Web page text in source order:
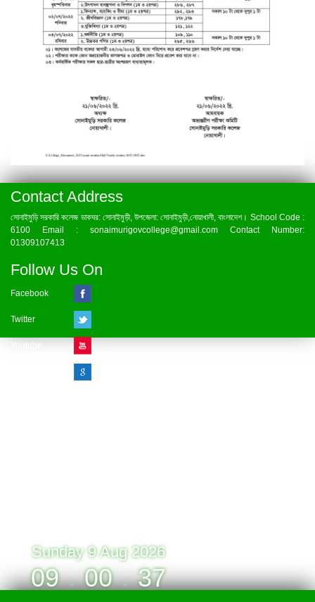
Contact Address
সোনাইমুড়ি সরকারি কলেজ ডাকঘর: সোনাইমুড়ী, উপজেলা: সোনাইমুড়ী,নোয়াখালী, বাংলাদেশ। School Code :
6100 Email : sonaimurigovcollege@gmail.com Contact Number:
01309107413
Follow Us On
Facebook
Twitter
Sunday 9 Aug 2026
09 : 00 : 37